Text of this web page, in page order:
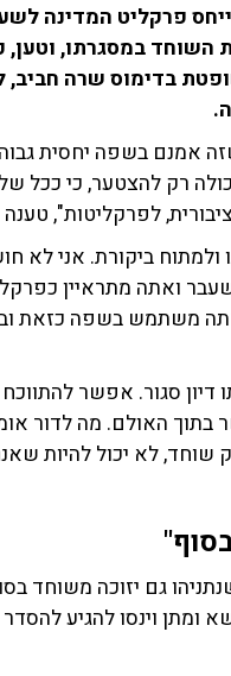
פרקליט המדינה
את עבירת השוחד
בדימוס שרה
אמנם בשפה יחסית
רק להצטער, כי ככל
לפרקליטות", טענה
ביקורת. אני לא
ואתה מתראיין
משתמש בשפה כזאת
סגור. אפשר
האולם. מה לדור
לא יכול להיות
גם יזוכה משוחד